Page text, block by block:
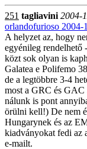
251 tagliavini 2004-
orlandofurioso 2004-
A helyzet az, hogy
egyénileg
közt sok olyan is
Galatea e Polifemo
de a legtöbbre 3-4
most a GRC és GAC
nálunk is pont
örülni kell!) De nem
Hungarynek és az
kiadványokat fedi az
e-mailt.